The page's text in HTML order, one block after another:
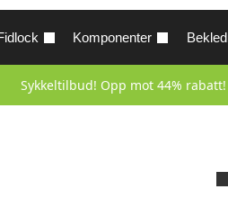
Komponenter
Sykkeltilbud! Opp mot 44% rabatt!